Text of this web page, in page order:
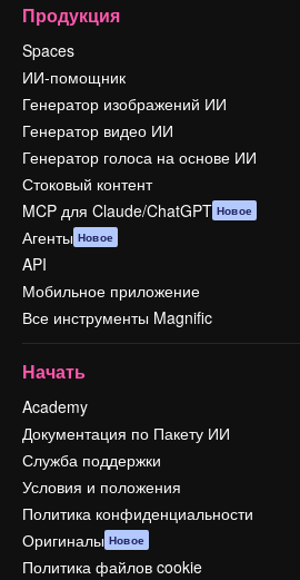
Продукция
Spaces
ИИ-помощник
Генератор изображений ИИ
Генератор видео ИИ
Генератор голоса на основе ИИ
Стоковый контент
MCP для Claude/ChatGPT Новое
Агенты Новое
API
Мобильное приложение
Все инструменты Magnific
Начать
Academy
Документация по Пакету ИИ
Служба поддержки
Условия и положения
Политика конфиденциальности
Оригиналы Новое
Политика файлов cookie